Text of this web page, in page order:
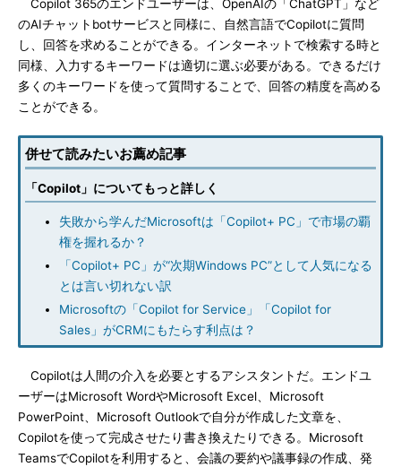
Copilot 365のエンドユーザーは、OpenAIの「ChatGPT」など
のAIチャットbotサービスと同様に、自然言語でCopilotに質問
し、回答を求めることができる。インターネットで検索する時と
同様、入力するキーワードは適切に選ぶ必要がある。できるだけ
多くのキーワードを使って質問することで、回答の精度を高める
ことができる。
併せて読みたいお薦め記事
「Copilot」についてもっと詳しく
失敗から学んだMicrosoftは「Copilot+ PC」で市場の覇
権を握れるか？
「Copilot+ PC」が“次期Windows PC”として人気になる
とは言い切れない訳
Microsoftの「Copilot for Service」「Copilot for
Sales」がCRMにもたらす利点は？
Copilotは人間の介入を必要とするアシスタントだ。エンドユ
ーザーはMicrosoft WordやMicrosoft Excel、Microsoft
PowerPoint、Microsoft Outlookで自分が作成した文章を、
Copilotを使って完成させたり書き換えたりできる。Microsoft
TeamsでCopilotを利用すると、会議の要約や議事録の作成、発